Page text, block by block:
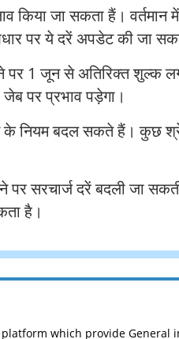
किया जा सकता हैं।
पर ये दरें अपडेट की जा
पर 1 जून से अतिरिक्त
पर प्रभाव पड़ेगा।
के नियम बदल सकते हैं। कुछ
सरचार्ज दरें बदली जा
है।
platform which provide General